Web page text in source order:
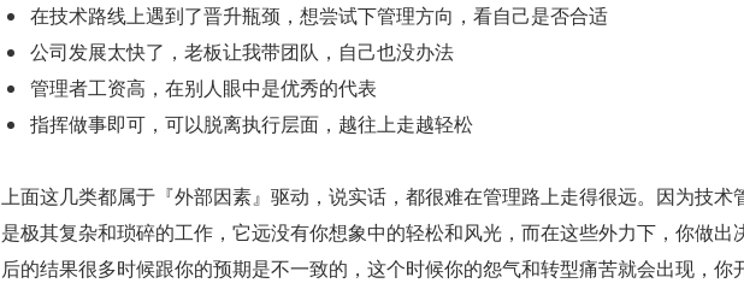
在技术路线上遇到了晋升瓶颈，想尝试下管理方向，看自己是否合适
公司发展太快了，老板让我带团队，自己也没办法
管理者工资高，在别人眼中是优秀的代表
指挥做事即可，可以脱离执行层面，越往上走越轻松
上面这几类都属于『外部因素』驱动，说实话，都很难在管理路上走得很远。因为技术
是极其复杂和琐碎的工作，它远没有你想象中的轻松和风光，而在这些外力下，你做出
后的结果很多时候跟你的预期是不一致的，这个时候你的怨气和转型痛苦就会出现，你